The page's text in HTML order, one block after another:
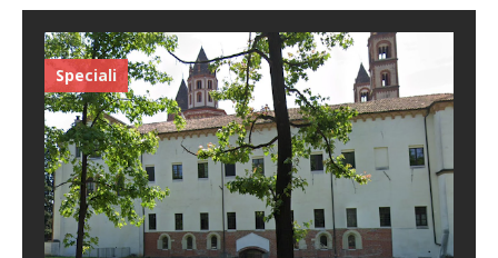
Speciali